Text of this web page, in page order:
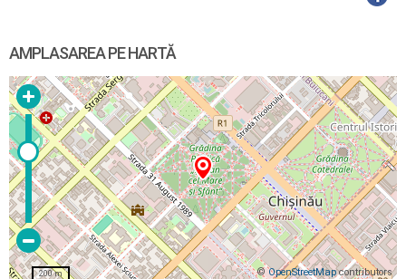
AMPLASAREA PE HARTĂ
©OpenStreetMapcontributors
200 m